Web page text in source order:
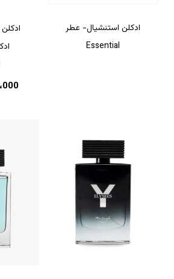
هیچ محصولی در سبد خرید نیست.
بازگشت به فروشگاه
ادکلن استنشیال- عطر
Essential